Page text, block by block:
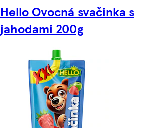
Hello Ovocná svačinka s
jahodami 200g